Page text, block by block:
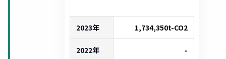
2023年 1,734,350t-CO2
2022年 -